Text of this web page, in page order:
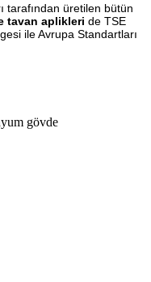
tarafından üretilen bütün
tavan aplikleri de TSE
ile Avrupa Standartları
gövde